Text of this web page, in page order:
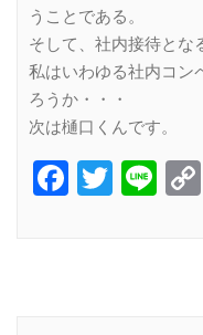
うことである。
そして、社内接待とな
私はいわゆる社内コン
ろうか・・・
次は樋口くんです。
Facebook
Twitter
Line